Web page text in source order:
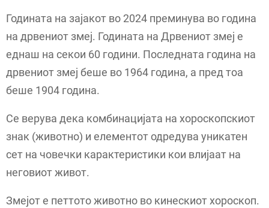
Годината на зајакот во 2024 преминува во година
на дрвениот змеј. Годината на Дрвениот змеј е
еднаш на секои 60 години. Последната година на
дрвениот змеј беше во 1964 година, а пред тоа
беше 1904 година.
Се верува дека комбинацијата на хороскопскиот
знак (животно) и елементот одредува уникатен
сет на човечки карактеристики кои влијаат на
неговиот живот.
Змејот е петтото животно во кинескиот хороскоп.